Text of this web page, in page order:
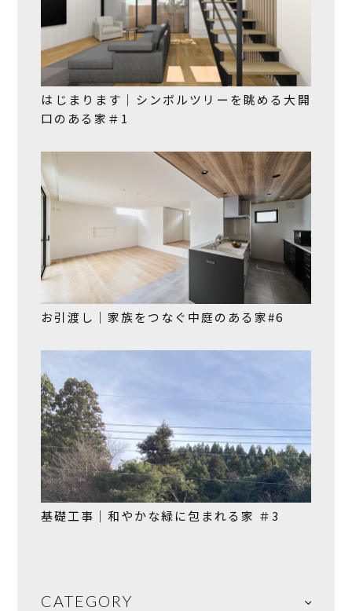
はじまります｜シンボルツリーを眺める大開
口のある家＃1
お引渡し｜家族をつなぐ中庭のある家#6
基礎工事｜和やかな緑に包まれる家 ＃3
CATEGORY